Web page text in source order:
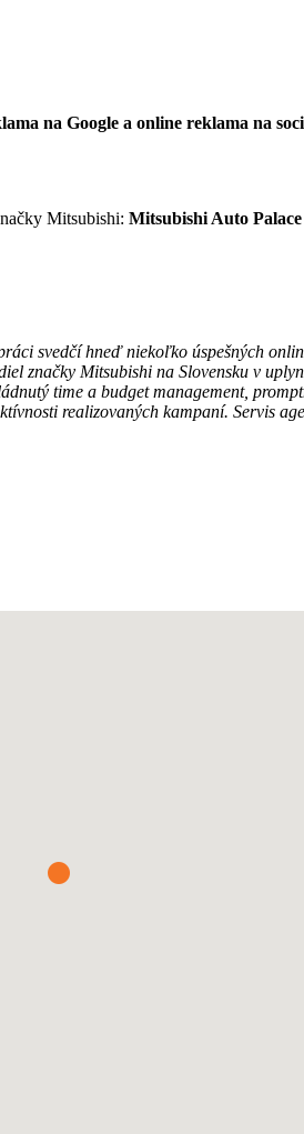
na Google a online reklama na
Mitsubishi: Mitsubishi Auto
svedčí hneď niekoľko úspešných
značky Mitsubishi na Slovensku v
time a budget management,
realizovaných kampaní. Servis